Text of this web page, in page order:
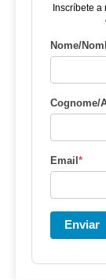
Inscríbete a
Nome/
Cognome/
Email*
Enviar